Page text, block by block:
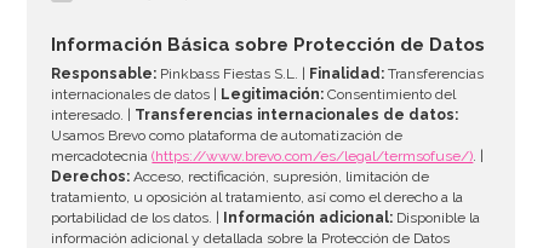
AÑADIR
Información Básica sobre Protección de Datos
Responsable: Pinkbass Fiestas S.L. | Finalidad: Transferencias
internacionales de datos |
Legitimación: Consentimiento del
interesado. | Transferencias internacionales de datos:
Usamos Brevo como plataforma de automatización de
mercadotecnia(https://www.brevo.com/es/legal/termsofuse/). |
Derechos: Acceso, rectificación, supresión, limitación de
tratamiento, u oposición al tratamiento, así como el derecho a la
portabilidad de los datos. |
Información adicional: Disponible la
información adicional y detallada sobre la Protección de Datos